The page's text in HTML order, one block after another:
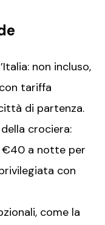
non incluso,
tariffa
di partenza.
crociera:
a notte per
con
come la